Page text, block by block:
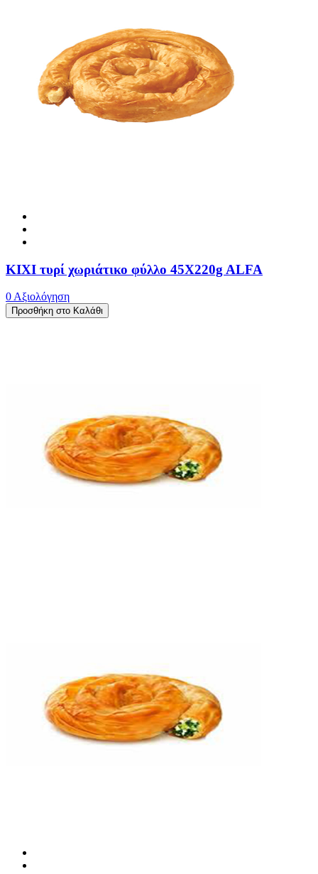
ΚΙΧΙ τυρί χωριάτικο φύλλο 45X220g ALFA
0 Αξιολόγηση
Προσθήκη στο Καλάθι